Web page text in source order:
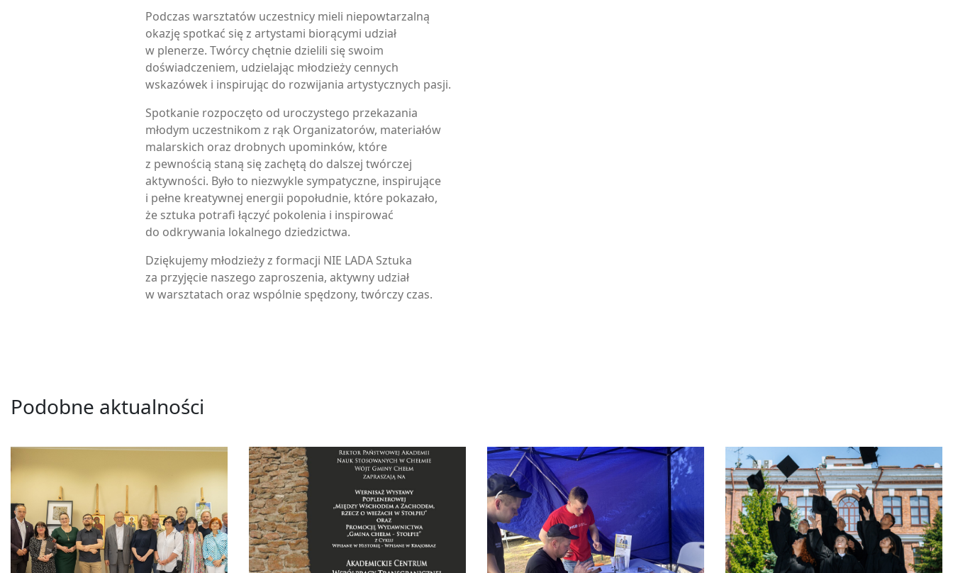
Podczas warsztatów uczestnicy mieli niepowtarzalną
okazję spotkać się z artystami biorącymi udział
w plenerze. Twórcy chętnie dzielili się swoim
doświadczeniem, udzielając młodzieży cennych
wskazówek i inspirując do rozwijania artystycznych pasji.
Spotkanie rozpoczęto od uroczystego przekazania
młodym uczestnikom z rąk Organizatorów, materiałów
malarskich oraz drobnych upominków, które
z pewnością staną się zachętą do dalszej twórczej
aktywności. Było to niezwykle sympatyczne, inspirujące
i pełne kreatywnej energii popołudnie, które pokazało,
że sztuka potrafi łączyć pokolenia i inspirować
do odkrywania lokalnego dziedzictwa.
Dziękujemy młodzieży z formacji NIE LADA Sztuka
za przyjęcie naszego zaproszenia, aktywny udział
w warsztatach oraz wspólnie spędzony, twórczy czas.
Podobne aktualności